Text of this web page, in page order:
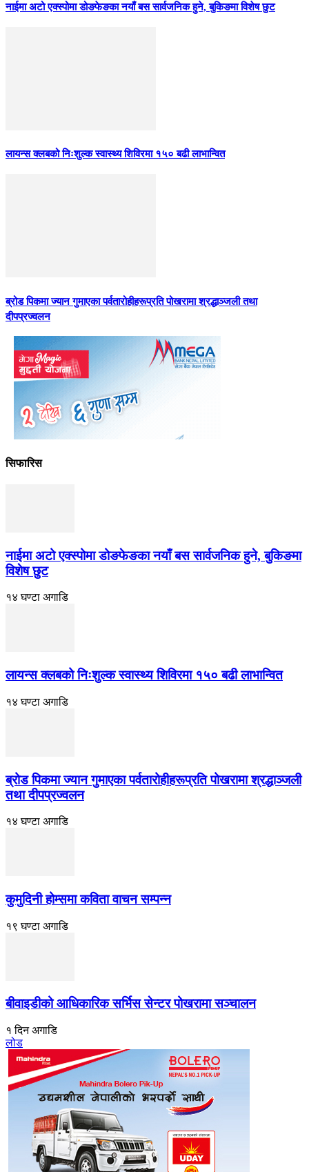
नाईमा अटो एक्स्पोमा डोङफेङका नयाँ बस सार्वजनिक हुने, बुकिङमा विशेष छुट
लायन्स क्लबको निःशुल्क स्वास्थ्य शिविरमा १५० बढी लाभान्वित
ब्रोड पिकमा ज्यान गुमाएका पर्वतारोहीहरूप्रति पोखरामा श्रद्धाञ्जली तथा
दीपप्रज्वलन
सिफारिस
नाईमा अटो एक्स्पोमा डोङफेङका नयाँ बस सार्वजनिक हुने, बुकिङमा
विशेष छुट
१४ घण्टा अगाडि
लायन्स क्लबको निःशुल्क स्वास्थ्य शिविरमा १५० बढी लाभान्वित
१४ घण्टा अगाडि
ब्रोड पिकमा ज्यान गुमाएका पर्वतारोहीहरूप्रति पोखरामा श्रद्धाञ्जली
तथा दीपप्रज्वलन
१४ घण्टा अगाडि
कुमुदिनी होम्समा कविता वाचन सम्पन्न
१९ घण्टा अगाडि
बीवाइडीको आधिकारिक सर्भिस सेन्टर पोखरामा सञ्चालन
१ दिन अगाडि
लोड